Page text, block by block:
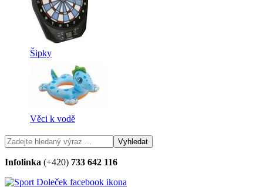
Šipky
Věci k vodě
Infolinka (+420) 733 642 116